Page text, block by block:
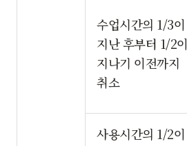
수업시간의 1/3이
지난 후부터 1/2이
지나기 이전까지
취소
사용시간의 1/2이